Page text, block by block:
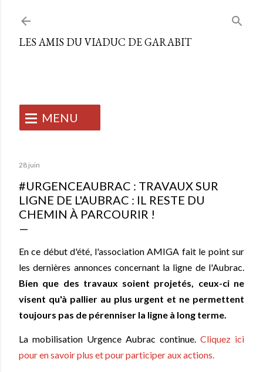
LES AMIS DU VIADUC DE GARABIT
MENU
L'ASSOCIATION
Qui sommes-nous ?
Notre équipe
Adhésion
Espace presse
Nos partenaires
NOS ACTIONS
Mise en valeur du viaduc
Maintien de la ligne
Partenariats inter-viaducs
Train & écologie
SLOW TOURISME
Découvrez Garabit en train !
En projet...
ADHÉRER
28 juin
#URGENCEAUBRAC : TRAVAUX SUR
LIGNE DE L'AUBRAC : IL RESTE DU
CHEMIN À PARCOURIR !
En ce début d'été, l'association AMIGA fait le point sur
les dernières annonces concernant la ligne de l'Aubrac.
Bien que des travaux soient projetés, ceux-ci ne
visent qu'à pallier au plus urgent et ne permettent
toujours pas de pérenniser la ligne à long terme.
La mobilisation Urgence Aubrac continue. Cliquez ici
pour en savoir plus et pour participer aux actions.